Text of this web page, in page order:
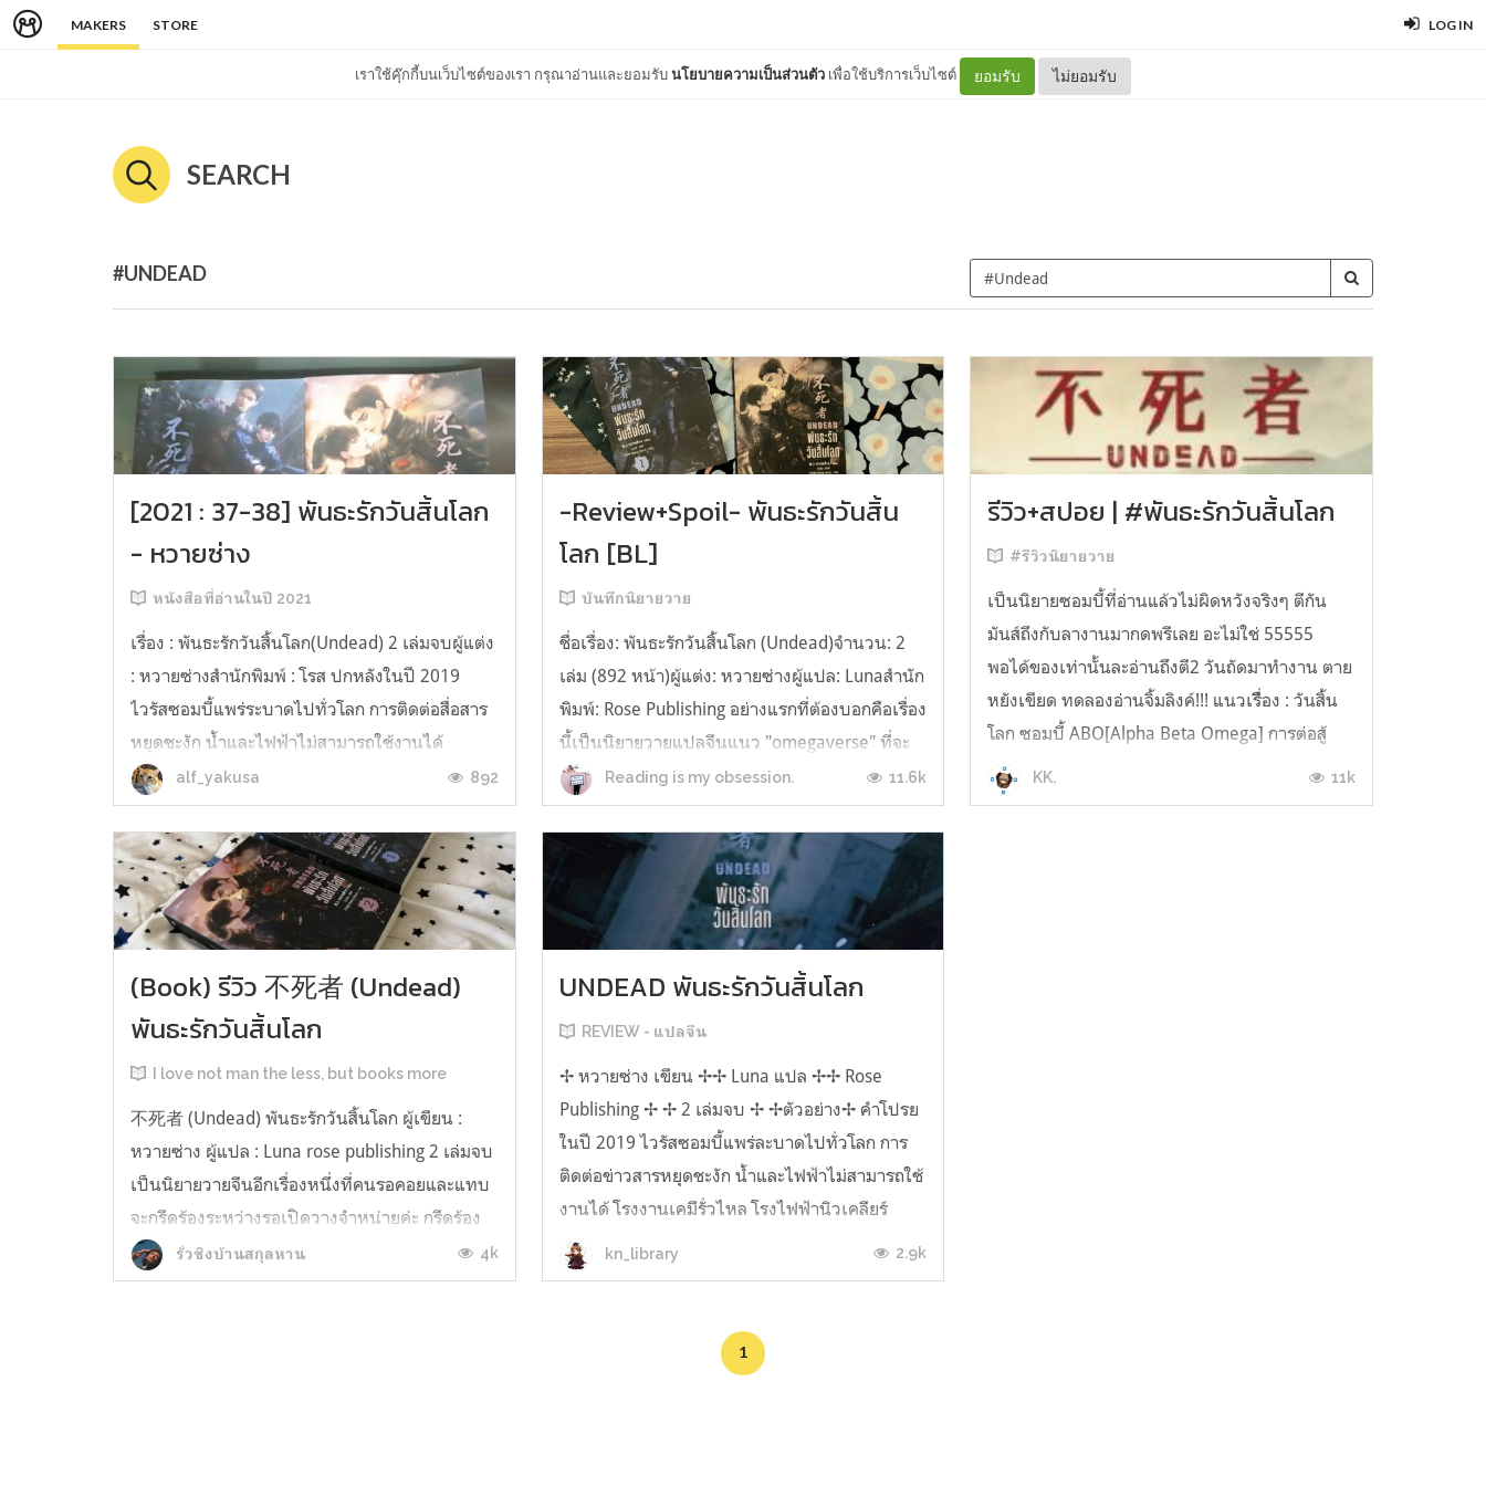
MAKERS STORE LOG IN
เราใช้คุ๊กกี้บนเว็บไซต์ของเรา กรุณาอ่านและยอมรับนโยบายความเป็นส่วนตัว เพื่อใช้บริการเว็บไซต์ ยอมรับ ไม่ยอมรับ
SEARCH
#UNDEAD
[2021 : 37-38] พันธะรักวันสิ้นโลก
- หวายซ่าง
หนังสือที่อ่านในปี 2021
เรื่อง : พันธะรักวันสิ้นโลก(Undead) 2 เล่มจบผู้แต่ง
: หวายซ่างสำนักพิมพ์ : โรส ปกหลังในปี 2019
ไวรัสซอมบี้แพร่ระบาดไปทั่วโลก การติดต่อสื่อสาร
หยุดชะงัก น้ำและไฟฟ้าไม่สามารถใช้งานได้
โรงงานเคมีรั่วไหล โรงไฟฟ้านิวเคลียร์ระเบิด โลก
พลิกผันตาลปัตรจากหน้ามือเป็นหลังมือ ขณะที่
เมืองกำลังจะล่มสลาย ซือหนาน ...
alf_yakusa 892
-Review+Spoil- พันธะรักวันสิ้น
โลก [BL]
บันทึกนิยายวาย
ชื่อเรื่อง: พันธะรักวันสิ้นโลก (Undead)จำนวน: 2
เล่ม (892 หน้า)ผู้แต่ง: หวายซ่างผู้แปล: Lunaสำนัก
พิมพ์: Rose Publishing อย่างแรกที่ต้องบอกคือเรื่อง
นี้เป็นนิยายวายแปลจีนแนว "omegaverse" ที่จะ
แบ่งแยกชนชั้นออกเป็น Alpha Beta และ Omega
หรือ A/B/O และก็ถือเป็น omegaverse เรื่องแรกที่
เราอ่านอย่างเป็นทางก...
Reading is my obsession. 11.6k
รีวิว+สปอย | #พันธะรักวันสิ้นโลก
#รีวิวนิยายวาย
เป็นนิยายซอมบี้ที่อ่านแล้วไม่ผิดหวังจริงๆ ตีกัน
มันส์ถึงกับลางานมากดพรีเลย อะไม่ใช่ 55555
พอได้ของเท่านั้นละอ่านถึงตี2 วันถัดมาทำงาน ตาย
หยังเขียด ทดลองอ่านจิ้มลิงค์!!! แนวเรื่ือง : วันสิ้น
โลก ซอมบี้ ABO[Alpha Beta Omega] การต่อสู้
หน่วยทหาร มิตรภาพ ตัวละครหลักซือหนานโนอาห์
- นายเอกความจำเสื่อมจำตัวเอ...
KK. 11k
(Book) รีวิว 不死者 (Undead)
พันธะรักวันสิ้นโลก
I love not man the less, but books more
不死者 (Undead) พันธะรักวันสิ้นโลก ผู้เขียน :
หวายซ่าง ผู้แปล : Luna rose publishing 2 เล่มจบ
เป็นนิยายวายจีนอีกเรื่องหนึ่งที่คนรอคอยและแทบ
จะกรีดร้องระหว่างรอเปิดวางจำหน่ายค่ะ กรีดร้อง
และตะโกนด่าไปพร้อมๆ กันเพราะแย่งชิงบ็อกซ์ใน
วันวางจำหน่ายกันเหมือนซอมบี้ และใช่ค่ะ เราพ่าย
รั่วชิงบ้านสกุลหาน 4k
UNDEAD พันธะรักวันสิ้นโลก
REVIEW - แปลจีน
✢ หวายซ่าง เขียน ✢✢ Luna แปล ✢✢ Rose
Publishing ✢ ✢ 2 เล่มจบ ✢ ✢ตัวอย่าง✢ คำโปรย
ในปี 2019 ไวรัสซอมบี้แพร่ละบาดไปทั่วโลก การ
ติดต่อข่าวสารหยุดชะงัก น้ำและไฟฟ้าไม่สามารถใช้
งานได้ โรงงานเคมีรั่วไหล โรงไฟฟ้านิวเคลียร์
ระเบิดโลกพลิกผันตาลปัตรจากหน้ามือเป็นหลังมือ
ขณะที่เมืองกำลังจะล่มสลาย 'ซือหนาน' ฟ...
kn_library 2.9k
1